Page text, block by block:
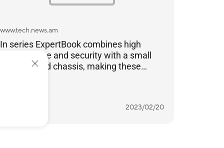
www.tech.news.am
In series ExpertBook combines high
performance and security with a small
footprint and chassis, making these
2023/02/20